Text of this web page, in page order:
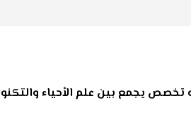
تخصص يجمع بين علم الأحياء